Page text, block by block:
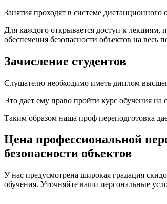
Занятия проходят в системе дистанционного
Для каждого открывается доступ к лекциям,
обеспечения безопасности объектов на весь
Зачисление студентов
Слушателю необходимо иметь диплом
Это дает ему право пройти курс обучения на
Таким образом наша проф переподготовка
Цена профессиональной
безопасности объектов
У нас предусмотрена широкая градация
обучения. Уточняйте ваши персональные